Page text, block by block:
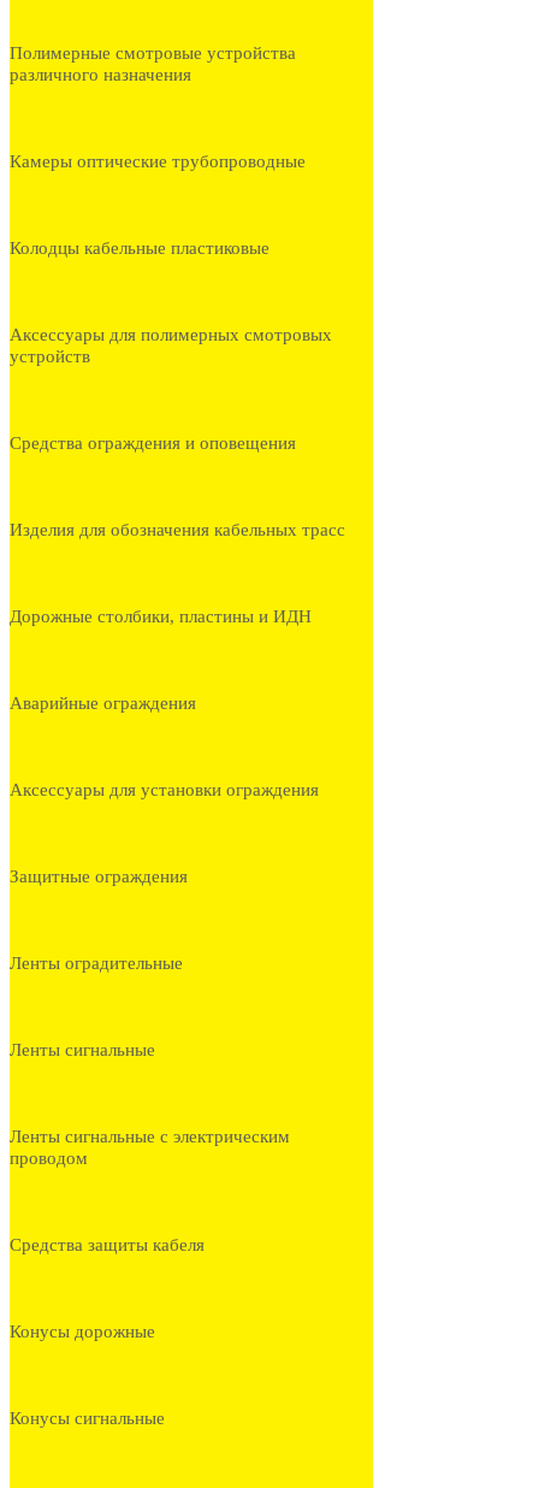
Полимерные смотровые устройства
различного назначения
Камеры оптические трубопроводные
Колодцы кабельные пластиковые
Аксессуары для полимерных смотровых
устройств
Средства ограждения и оповещения
Изделия для обозначения кабельных трасс
Дорожные столбики, пластины и ИДН
Аварийные ограждения
Аксессуары для установки ограждения
Защитные ограждения
Ленты оградительные
Ленты сигнальные
Ленты сигнальные с электрическим
проводом
Средства защиты кабеля
Конусы дорожные
Конусы сигнальные